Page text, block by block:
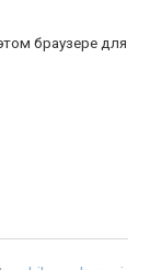
браузере для